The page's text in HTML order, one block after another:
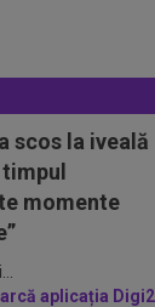
scos la iveală
momente
aplicația